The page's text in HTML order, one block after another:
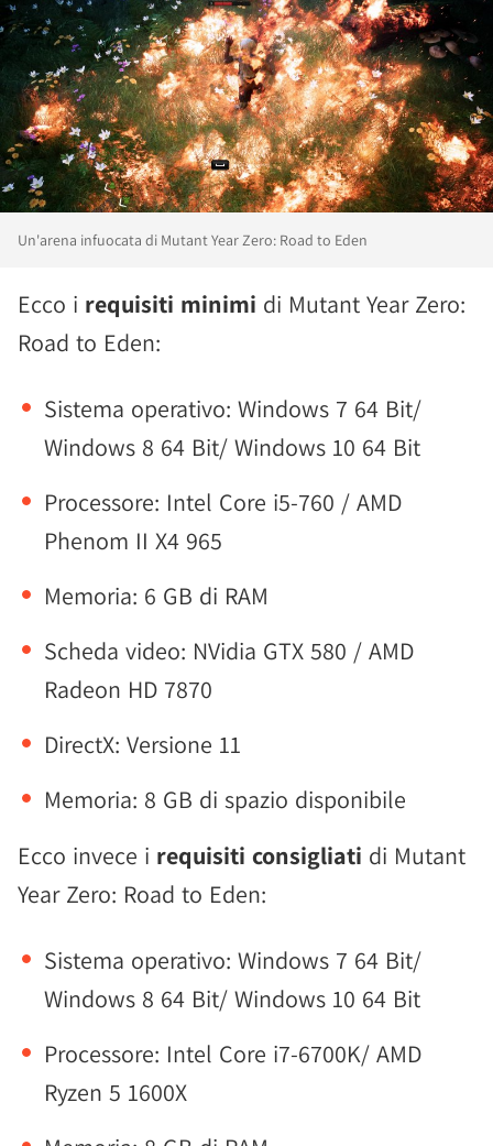
Un'arena infuocata di Mutant Year Zero: Road to Eden
Ecco i requisiti minimi di Mutant Year Zero:
Road to Eden:
Sistema operativo: Windows 7 64 Bit/
Windows 8 64 Bit/ Windows 10 64 Bit
Processore: Intel Core i5-760 / AMD
Phenom II X4 965
Memoria: 6 GB di RAM
Scheda video: NVidia GTX 580 / AMD
Radeon HD 7870
DirectX: Versione 11
Memoria: 8 GB di spazio disponibile
Ecco invece i requisiti consigliati di Mutant
Year Zero: Road to Eden:
Sistema operativo: Windows 7 64 Bit/
Windows 8 64 Bit/ Windows 10 64 Bit
Processore: Intel Core i7-6700K/ AMD
Ryzen 5 1600X